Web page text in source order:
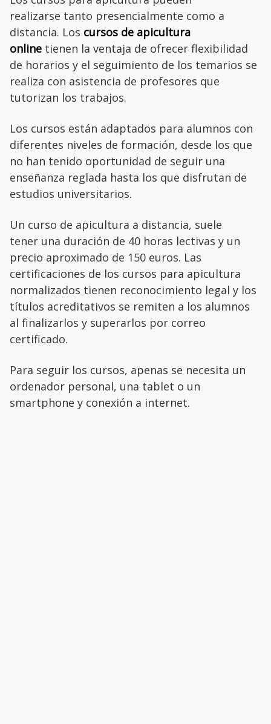
realizarse tanto presencialmente como a
distancia. Los cursos de apicultura
online tienen la ventaja de ofrecer flexibilidad
de horarios y el seguimiento de los temarios se
realiza con asistencia de profesores que
tutorizan los trabajos.
Los cursos están adaptados para alumnos con
diferentes niveles de formación, desde los que
no han tenido oportunidad de seguir una
enseñanza reglada hasta los que disfrutan de
estudios universitarios.
Un curso de apicultura a distancia, suele
tener una duración de 40 horas lectivas y un
precio aproximado de 150 euros. Las
certificaciones de los cursos para apicultura
normalizados tienen reconocimiento legal y los
títulos acreditativos se remiten a los alumnos
al finalizarlos y superarlos por correo
certificado.
Para seguir los cursos, apenas se necesita un
ordenador personal, una tablet o un
smartphone y conexión a internet.